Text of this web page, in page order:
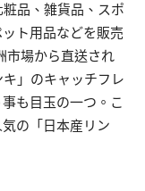
品、雑貨品、スポ
ト用品などを販売
市場から直送され
」のキャッチフレ
も目玉の一つ。こ
の「日本産リン